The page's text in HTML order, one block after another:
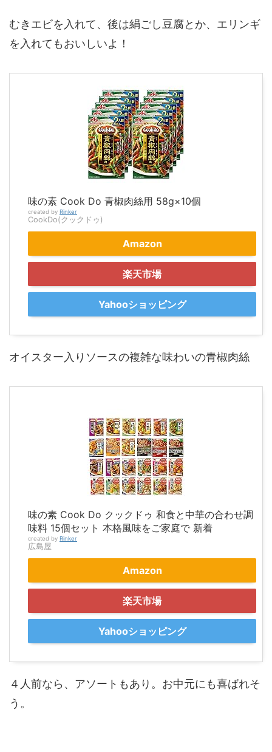
むきエビを入れて、後は絹ごし豆腐とか、エリンギ
を入れてもおいしいよ！
味の素 Cook Do 青椒肉絲用 58g×10個
created by Rinker
CookDo(クックドゥ)
Amazon
楽天市場
Yahooショッピング
オイスター入りソースの複雑な味わいの青椒肉絲
味の素 Cook Do クックドゥ 和食と中華の合わせ調
味料 15個セット 本格風味をご家庭で 新着
created by Rinker
広島屋
Amazon
楽天市場
Yahooショッピング
４人前なら、アソートもあり。お中元にも喜ばれそ
う。